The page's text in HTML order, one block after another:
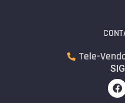
Tele-